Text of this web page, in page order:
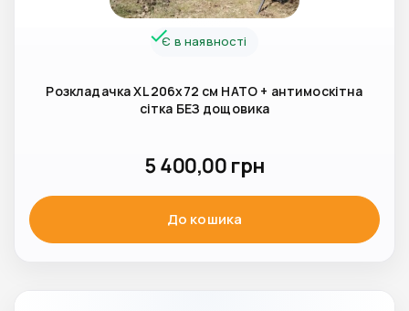
Є в наявності
Розкладачка XL 206х72 см НАТО + антимоскітна
сітка БЕЗ дощовика
5 400,00 грн
До кошика